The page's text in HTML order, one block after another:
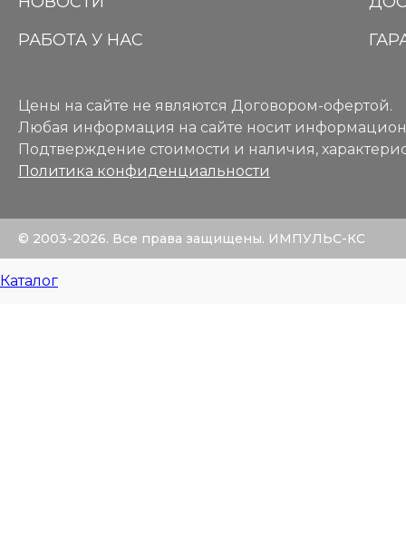
РАБОТА У НАС
Цены на сайте не являются Договором-офертой.
Любая информация на сайте носит
Подтверждение стоимости и наличия,
Политика конфиденциальности
© 2003-2026. Все права защищены. ИМПУЛЬС-КС
Каталог